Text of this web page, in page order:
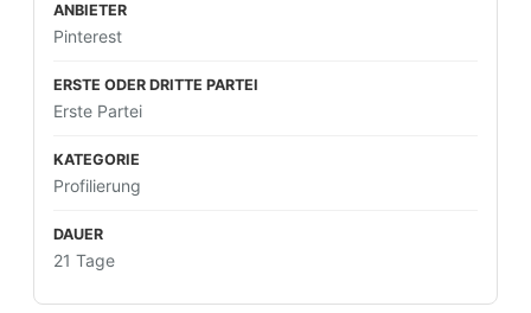
Pinterest
Erste Partei
Profilierung
21 Tage